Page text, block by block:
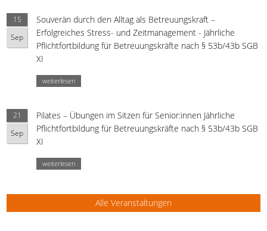
15
Sep
Souverän durch den Alltag als Betreuungskraft –
Erfolgreiches Stress- und Zeitmanagement - Jährliche
Pflichtfortbildung für Betreuungskräfte nach § 53b/43b SGB
XI
weiterlesen
21
Sep
Pilates – Übungen im Sitzen für Senior:innen Jährliche
Pflichtfortbildung für Betreuungskräfte nach § 53b/43b SGB
XI
weiterlesen
Alle Veranstaltungen